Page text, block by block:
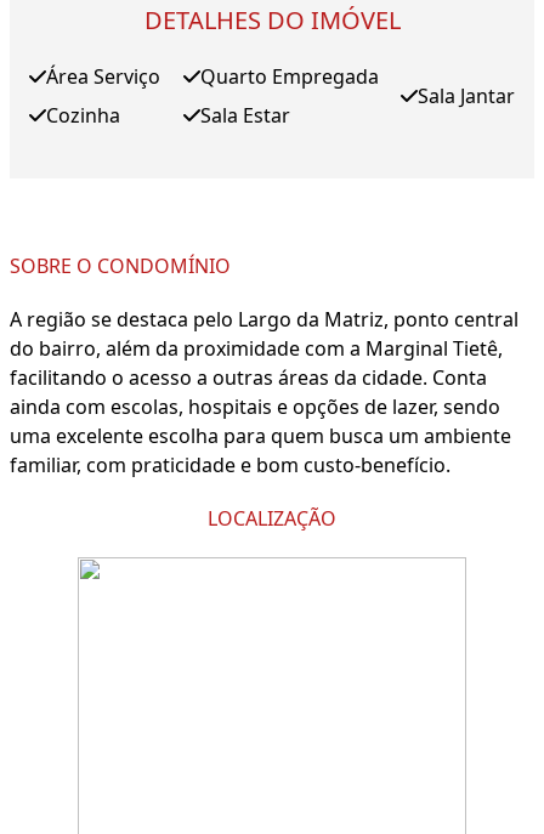
DETALHES DO IMÓVEL
Área Serviço
Cozinha
Quarto Empregada
Sala Estar
Sala Jantar
SOBRE O CONDOMÍNIO
A região se destaca pelo Largo da Matriz, ponto central
do bairro, além da proximidade com a Marginal Tietê,
facilitando o acesso a outras áreas da cidade. Conta
ainda com escolas, hospitais e opções de lazer, sendo
uma excelente escolha para quem busca um ambiente
familiar, com praticidade e bom custo-benefício.
LOCALIZAÇÃO